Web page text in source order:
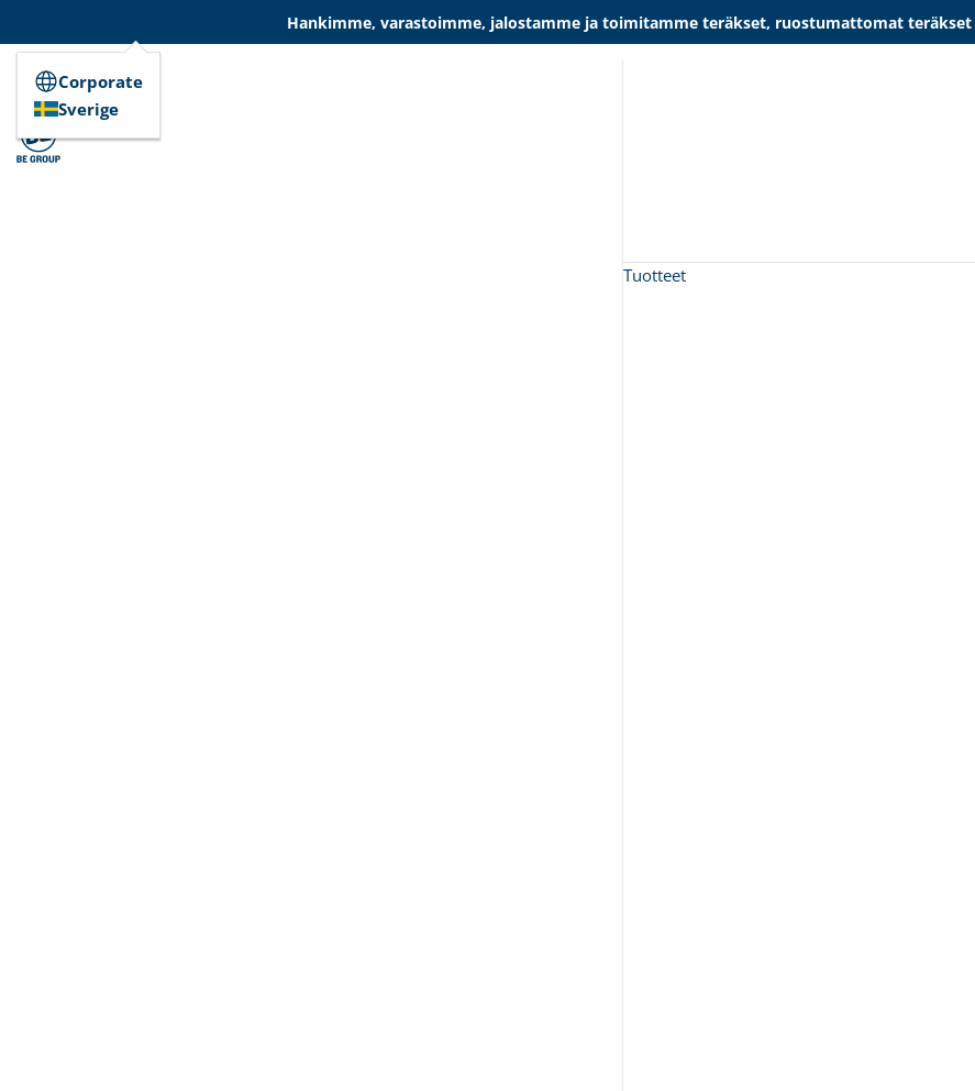
Hankimme, varastoimme, jalostamme ja toimitamme teräkset, ruostumattomat
Tuotteet
Corporate
Sverige